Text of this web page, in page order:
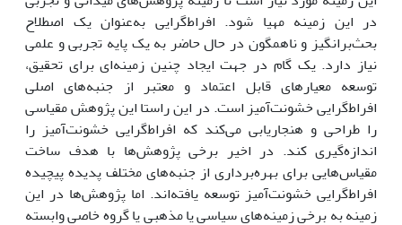
در این زمینه مهیا شود. افراط‌گرایی به‌عنوان یک اصطلاح
بحث‌برانگیز و ناهمگون در حال حاضر به یک پایه تجربی و علمی
نیاز دارد. یک گام در جهت ایجاد چنین زمینه‌ای برای تحقیق،
توسعه معیارهای قابل اعتماد و معتبر از جنبه‌های اصلی
افراط‌گرایی خشونت‌آمیز است. در این راستا این پژوهش مقیاسی
را طراحی و هنجاریابی می‌کند که افراط‌گرایی خشونت‌آمیز را
اندازه‌گیری ‌کند. در اخیر برخی پژوهش‌ها با هدف ساخت
مقیاس‌هایی برای بهره‌برداری از جنبه‌های مختلف پدیده پیچیده
افراط‌گرایی خشونت‌آمیز توسعه یافته‌اند. اما پژوهش‌ها در این
زمینه به برخی زمینه‌های سیاسی یا مذهبی یا گروه خاصی وابسته